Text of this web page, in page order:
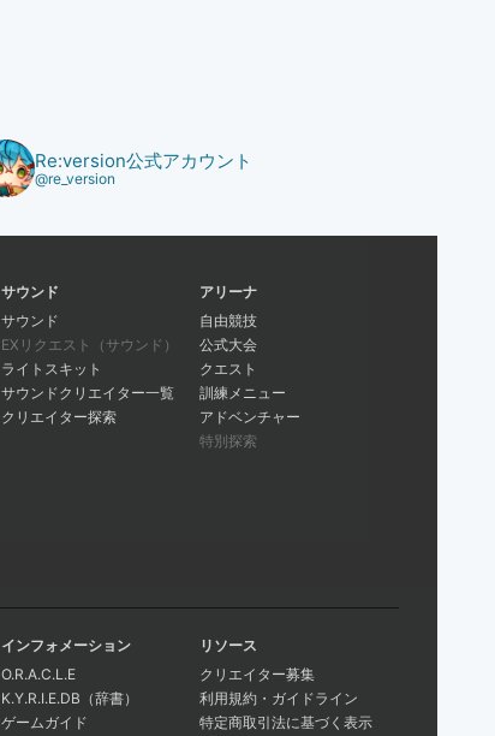
Re:version公式アカウント
@re_version
サウンド
サウンド
EXリクエスト（サウンド）
ライトスキット
サウンドクリエイター一覧
クリエイター探索
アリーナ
自由競技
公式大会
クエスト
訓練メニュー
アドベンチャー
特別探索
インフォメーション
O.R.A.C.L.E
K.Y.R.I.E.DB（辞書）
ゲームガイド
リソース
クリエイター募集
利用規約・ガイドライン
特定商取引法に基づく表示